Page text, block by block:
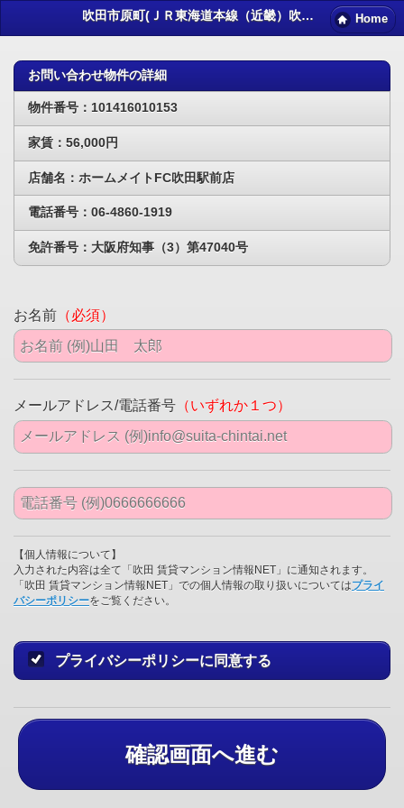
吹田市原町(ＪＲ東海道本線（近畿）吹田)賃貸物件｜吹田賃貸マンション情報NET Home
お問い合わせ物件の詳細
物件番号：101416010153
家賃：56,000円
店舗名：ホームメイトFC吹田駅前店
電話番号：06-4860-1919
免許番号：大阪府知事（3）第47040号
お名前 （必須）
メールアドレス/電話番号 （いずれか１つ）
【個人情報について】
入力された内容は全て「吹田 賃貸マンション情報NET」に通知されます。
「吹田 賃貸マンション情報NET」での個人情報の取り扱いについてはプライ
バシーポリシーをご覧ください。
プライバシーポリシーに同意する
確認画面へ進む